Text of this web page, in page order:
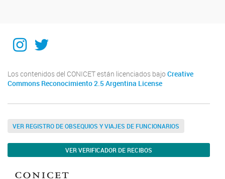
Instagram
Twitter
Los contenidos del CONICET están licenciados bajo Creative
Commons Reconocimiento 2.5 Argentina License
VER REGISTRO DE OBSEQUIOS Y VIAJES DE FUNCIONARIOS
VER VERIFICADOR DE RECIBOS